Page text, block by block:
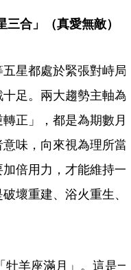
合」（真愛無敵）
星都處於緊張對峙局
足。兩大趨勢主軸為
轉正」，都是為期數月
味，向來視為理所當
倍用力，才能維持一
壞重建、浴火重生、
羊座滿月」。這是一